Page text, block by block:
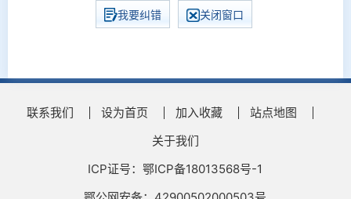
我要纠错 关闭窗口
联系我们 设为首页 加入收藏
站点地图
关于我们
ICP证号：鄂ICP备18013568号-1